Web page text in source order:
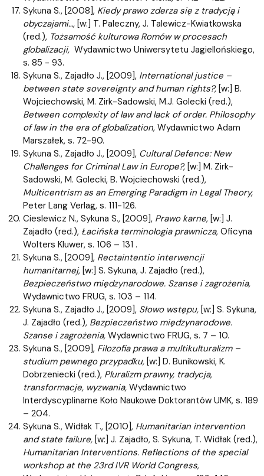
Sykuna S., [2008], Kiedy prawo zderza się z tradycją i
obyczajami…, [w:] T. Paleczny, J. Talewicz-Kwiatkowska
(red.), Tożsamość kulturowa Romów w procesach
globalizacji, Wydawnictwo Uniwersytetu Jagiellońskiego,
s. 85 - 93.
Sykuna S., Zajadło J., [2009], International justice –
between state sovereignty and human rights?, [w:] B.
Wojciechowski, M. Zirk-Sadowski, M.J. Golecki (red.),
Between complexity of law and lack of order. Philosophy
of law in the era of globalization, Wydawnictwo Adam
Marszałek, s. 72-90.
Sykuna S., Zajadło J., [2009], Cultural Defence: New
Challenges for Criminal Law in Europe?, [w:] M. Zirk-
Sadowski, M. Golecki, B. Wojciechowski (red.),
Multicentrism as an Emerging Paradigm in Legal Theory,
Peter Lang Verlag, s. 111-126.
Cieslewicz N., Sykuna S., [2009], Prawo karne, [w:] J.
Zajadło (red.), Łacińska terminologia prawnicza, Oficyna
Wolters Kluwer, s. 106 – 131 .
Sykuna S., [2009], Rectaintentio interwencji
humanitarnej, [w:] S. Sykuna, J. Zajadło (red.),
Bezpieczeństwo międzynarodowe. Szanse i zagrożenia,
Wydawnictwo FRUG, s. 103 – 114.
Sykuna S., Zajadło J., [2009], Słowo wstępu, [w:] S. Sykuna,
J. Zajadło (red.), Bezpieczeństwo międzynarodowe.
Szanse i zagrożenia, Wydawnictwo FRUG, s. 7 – 10.
Sykuna S., [2009], Filozofia prawa a multikulturalizm –
studium pewnego przypadku, [w:] D. Bunikowski, K.
Dobrzeniecki (red.), Pluralizm prawny, tradycja,
transformacje, wyzwania, Wydawnictwo
Interdyscyplinarne Koło Naukowe Doktorantów UMK, s. 189
– 204.
Sykuna S., Widłak T., [2010], Humanitarian intervention
and state failure, [w:] J. Zajadło, S. Sykuna, T. Widłak (red.),
Humanitarian Interventions. Reflections of the special
workshop at the 23rd IVR World Congress,